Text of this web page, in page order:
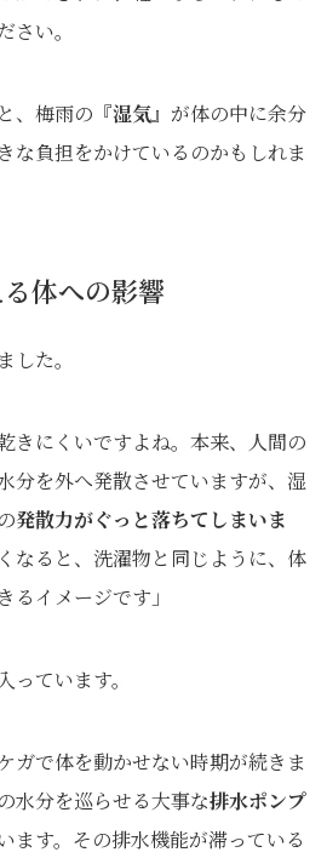
さい。
、梅雨の『湿気』が体の中に余分
な負担をかけているのかもしれま
る体への影響
た。
きにくいですよね。本来、人間の
分を外へ発散させていますが、湿
発散力がぐっと落ちてしまいま
なると、洗濯物と同じように、体
るイメージです」
ています。
ガで体を動かせない時期が続きま
水分を巡らせる大事な排水ポンプ
ます。その排水機能が滞っている